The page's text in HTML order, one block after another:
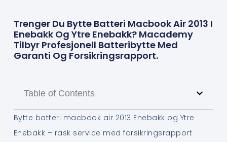
Trenger Du Bytte Batteri Macbook Air 2013 I
Enebakk Og Ytre Enebakk? Macademy
Tilbyr Profesjonell Batteribytte Med
Garanti Og Forsikringsrapport.
Table of Contents
Bytte batteri macbook air 2013 Enebakk og Ytre
Enebakk – rask service med forsikringsrapport